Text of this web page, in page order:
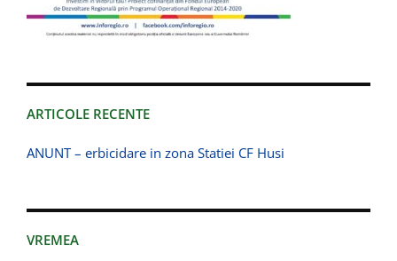
ARTICOLE RECENTE
ANUNT – erbicidare in zona Statiei CF Husi
VREMEA